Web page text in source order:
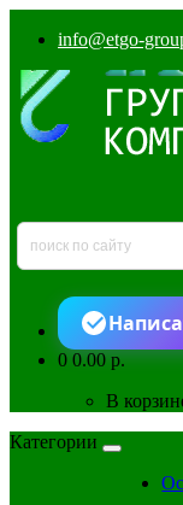
info@etgo-
00.00 р.
В
Категории